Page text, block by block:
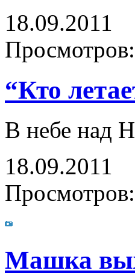
18.09.2011
Просмотров:
“Кто
В небе над
18.09.2011
Просмотров:
Машка